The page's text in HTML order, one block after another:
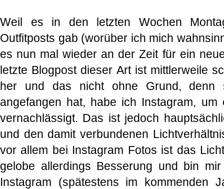
Weil es in den letzten Wochen
Outfitposts gab (worüber ich mich
es nun mal wieder an der Zeit für ein
letzte Blogpost dieser Art ist mittlerweile
her und das nicht ohne Grund, denn
angefangen hat, habe ich Instagram,
vernachlässigt. Das ist jedoch
und den damit verbundenen
vor allem bei Instagram Fotos ist das
gelobe allerdings Besserung und bin
Instagram (spätestens im kommenden